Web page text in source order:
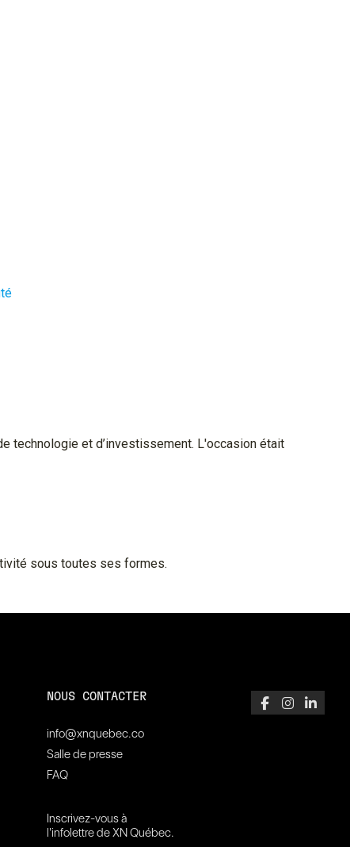
technologie et d’investissement. L'occasion était
sous toutes ses formes.
NOUS CONTACTER
info@xnquebec.co
Salle de presse
FAQ
Inscrivez-vous à
l'infolettre de XN Québec.